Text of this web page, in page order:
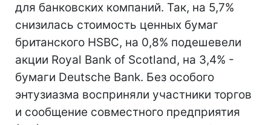
для банковских компаний. Так, на 5,7%
снизилась стоимость ценных бумаг
британского HSBC, на 0,8% подешевели
акции Royal Bank of Scotland, на 3,4% -
бумаги Deutsche Bank. Без особого
энтузиазма восприняли участники торгов
и сообщение совместного предприятия